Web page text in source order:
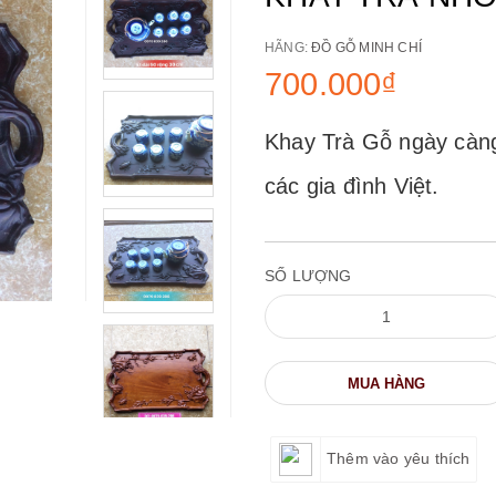
HÃNG:ĐỒ GỖ MINH CHÍ
700.000₫
Khay Trà Gỗ ngày
các gia đình Việt.
SỐ LƯỢNG
MUA HÀNG
Thêm vào yêu thích